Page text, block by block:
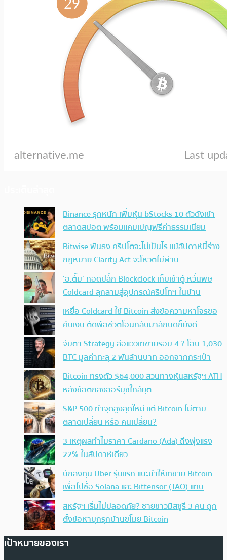
Binance รุกหนัก เพิ่มหุ้น bStocks 10 ตัวดังเข้า
ตลาดสปอต พร้อมแคมเปญฟรีค่าธรรมเนียม
Bitwise ฟันธง คริปโตจะไม่เป็นไร แม้สัปดาห์นี้ร่าง
กฎหมาย Clarity Act จะโหวตไม่ผ่าน
‘อ.ตั๊ม’ ถอดปลั้ก Blockclock เก็บเข้าตู้ หวั่นพิษ
Coldcard ลุกลามสู่อุปกรณ์คริปโทฯ ในบ้าน
เหยื่อ Coldcard ใช้ Bitcoin ส่งข้อความหาโจรขอ
คืนเงิน ตัดพ้อชีวิตโอนกลับมาสักนิดก็ยังดี
จับตา Strategy ส่อแววเทขายรอบ 4 ? โอน 1,030
BTC มูลค่าทะลุ 2 พันล้านบาท ออกจากกระเป๋า
Bitcoin ทรงตัว $64,000 สวนทางหุ้นสหรัฐฯ ATH
หลังข้อตกลงฮอร์มุซใกล้ยุติ
S&P 500 ทำจุดสูงสุดใหม่ แต่ Bitcoin ไม่ตาม
ตลาดเปลี่ยน หรือ คนเปลี่ยน?
3 เหตุผลทำไมราคา Cardano (Ada) ถึงพุ่งแรง
22% ในสัปดาห์เดียว
นักลงทุน Uber รุ่นแรก แนะนำให้เทขาย Bitcoin
เพื่อไปซื้อ Solana และ Bittensor (TAO) แทน
สหรัฐฯ เริ่มไม่ปลอดภัย? ชายชาวมิสซูรี 3 คน ถูก
ตั้งข้อหาบุกรุกบ้านขโมย Bitcoin
เป้าหมายของเรา